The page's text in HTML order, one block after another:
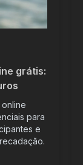
grátis:
para
e